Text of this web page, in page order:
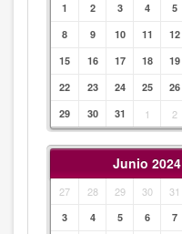
1 2 3 4 5
8
9 10 11 12
15
16 17 18 19
22
23 24 25 26
29
30 31 1 2
Junio 2024
27 28 29 30 31
3
4 5 6 7